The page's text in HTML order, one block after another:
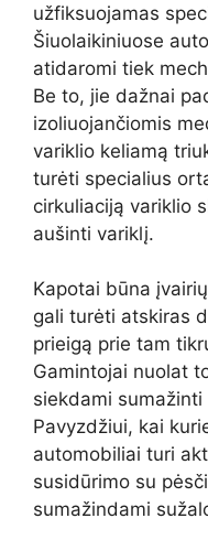
užfiksuojamas
Šiuolaikiniuose
atidaromi tiek
Be to, jie dažnai
izoliuojančiomis
variklio keliamą
turėti specialius
cirkuliaciją variklio
aušinti variklį.
Kapotai būna
gali turėti atskiras
prieigą prie tam
Gamintojai nuolat
siekdami
Pavyzdžiui, kai
automobiliai turi
susidūrimo su
sumažindami